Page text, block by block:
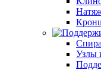
Узлы